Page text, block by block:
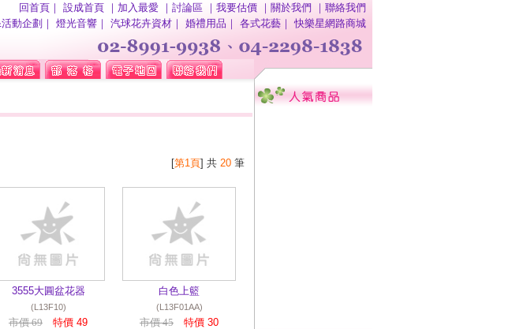
回首頁 ｜ 設成首頁 ｜ 加入最愛 ｜ 討論區 ｜ 我要估價 ｜ 關於我們 ｜ 聯絡我們
動企劃
｜ 燈光音響 ｜ 汽球花卉資材 ｜ 婚禮用品 ｜ 各式花藝 ｜快樂星網路商城
[第1頁] 共 20 筆
3555大圓盆花器
(L13F10)
市價 69 特價 49
白色上籃
(L13F01AA)
市價 45 特價 30